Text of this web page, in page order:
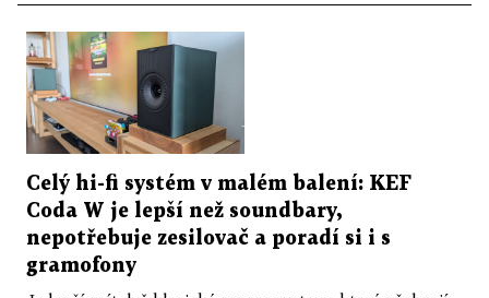
Celý hi-fi systém v malém balení: KEF
Coda W je lepší než soundbary,
nepotřebuje zesilovač a poradí si i s
gramofony